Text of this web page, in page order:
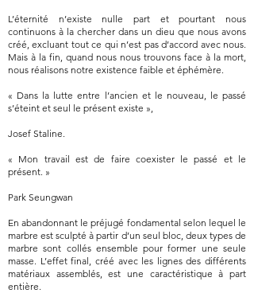
L’éternité n’existe nulle part et pourtant nous
continuons à la chercher dans un dieu que nous avons
créé, excluant tout ce qui n’est pas d’accord avec nous.
Mais à la fin, quand nous nous trouvons face à la mort,
nous réalisons notre existence faible et éphémère.
« Dans la lutte entre l’ancien et le nouveau, le passé
s’éteint et seul le présent existe »,
Josef Staline.
« Mon travail est de faire coexister le passé et le
présent. »
Park Seungwan
En abandonnant le préjugé fondamental selon lequel le
marbre est sculpté à partir d’un seul bloc, deux types de
marbre sont collés ensemble pour former une seule
masse. L’effet final, créé avec les lignes des différents
matériaux assemblés, est une caractéristique à part
entière.